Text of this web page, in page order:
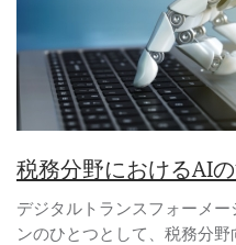
税務分野におけるAI
デジタルトランスフォーメ
ンのひとつとして、税務分